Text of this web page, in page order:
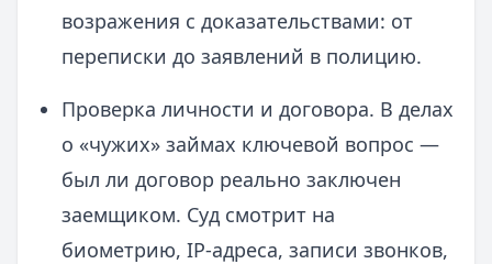
возражения с доказательствами: от
переписки до заявлений в полицию.
Проверка личности и договора. В делах
о «чужих» займах ключевой вопрос —
был ли договор реально заключен
заемщиком. Суд смотрит на
биометрию, IP-адреса, записи звонков,